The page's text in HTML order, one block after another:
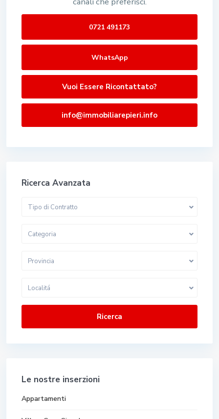
0721 491173
WhatsApp
Vuoi Essere Ricontattato?
info@immobiliarepieri.info
Ricerca Avanzata
Tipo di Contratto
Categoria
Provincia
Localitá
Ricerca
Le nostre inserzioni
Appartamenti